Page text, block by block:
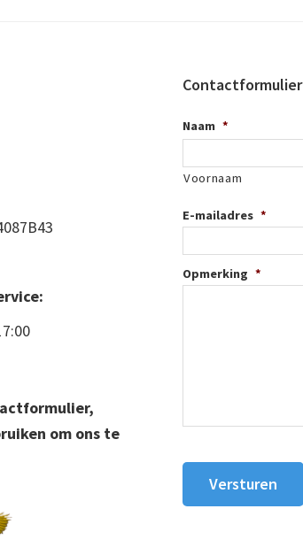
om ons te
Contactformulier
Naam *
Voornaam
E-mailadres *
Opmerking *